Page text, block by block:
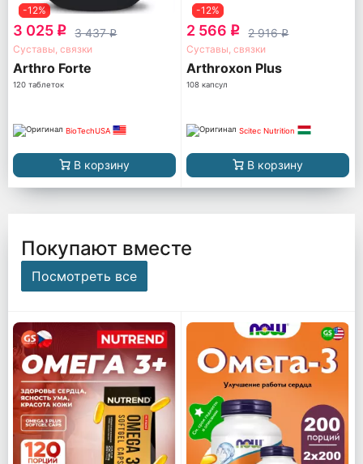
-12%
3 025 q 3 437q
Суставы, связки
Arthro Forte
120 таблеток
BioTechUSA
В корзину
-12%
2 566 q 2 916q
Суставы, связки
Arthroxon Plus
108 капсул
Scitec Nutrition
В корзину
Покупают вместе
Посмотреть все